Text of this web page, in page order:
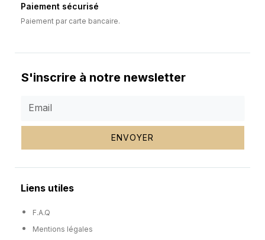
Paiement sécurisé
Paiement par carte bancaire.
S'inscrire à notre newsletter
ENVOYER
Liens utiles
F.A.Q
Mentions légales